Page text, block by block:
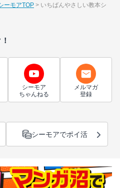
ーモアTOP
いちばんやさしい教本シ
シーモア
ちゃんねる
メルマガ
登録
シーモアでポイ活